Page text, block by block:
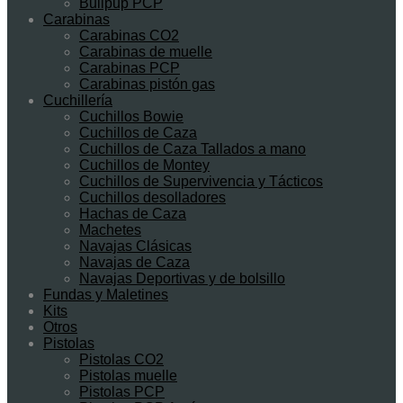
Bullpup PCP
Carabinas
Carabinas CO2
Carabinas de muelle
Carabinas PCP
Carabinas pistón gas
Cuchillería
Cuchillos Bowie
Cuchillos de Caza
Cuchillos de Caza Tallados a mano
Cuchillos de Montey
Cuchillos de Supervivencia y Tácticos
Cuchillos desolladores
Hachas de Caza
Machetes
Navajas Clásicas
Navajas de Caza
Navajas Deportivas y de bolsillo
Fundas y Maletines
Kits
Otros
Pistolas
Pistolas CO2
Pistolas muelle
Pistolas PCP